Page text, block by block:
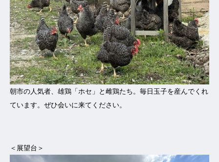
朝市の人気者、雄鶏「ホセ」と雌鶏たち。毎日玉子を産んでくれ
ています。ぜひ会いに来てください。
＜展望台＞